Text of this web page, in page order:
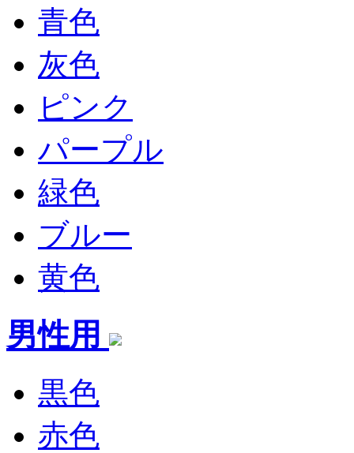
青色
灰色
ピンク
パープル
緑色
ブルー
黄色
男性用
黒色
赤色